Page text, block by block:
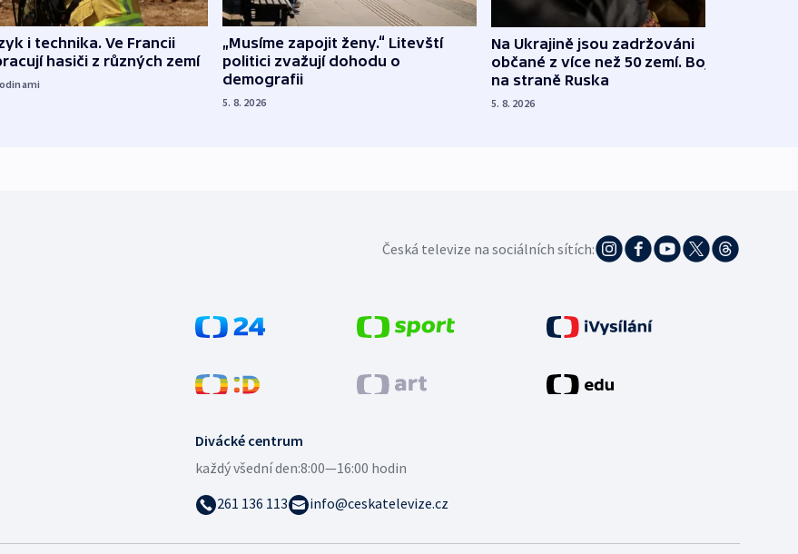
i technika. Ve Francii
hasiči z různých zemí
„Musíme zapojit ženy.“ Litevští
politici zvažují dohodu o
demografii
5. 8. 2026
Na Ukrajině jsou zadržováni
občané z více než 50 zemí. Bojovali
na straně Ruska
5. 8. 2026
Česká televize na sociálních sítích:
Divácké centrum
každý všední den:8:00—16:00 hodin
261 136 113
info@ceskatelevize.cz